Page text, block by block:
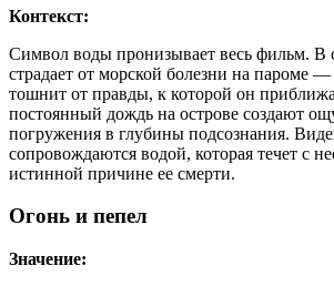
Контекст:
Символ воды пронизывает весь фильм. В
страдает от морской болезни на пароме —
тошнит от правды, к которой он
постоянный дождь на острове создают
погружения в глубины подсознания.
сопровождаются водой, которая течет с
истинной причине ее смерти.
Огонь и пепел
Значение: